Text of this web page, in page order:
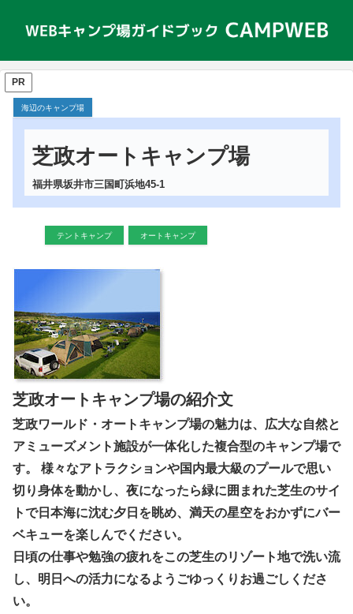
PR
海辺のキャンプ場
芝政オートキャンプ場
福井県坂井市三国町浜地45-1
テントキャンプ オートキャンプ
芝政オートキャンプ場の紹介文
芝政ワールド・オートキャンプ場の魅力は、広大な自然と
アミューズメント施設が一体化した複合型のキャンプ場で
す。 様々なアトラクションや国内最大級のプールで思い
切り身体を動かし、夜になったら緑に囲まれた芝生のサイ
トで日本海に沈む夕日を眺め、満天の星空をおかずにバー
ベキューを楽しんでください。
日頃の仕事や勉強の疲れをこの芝生のリゾート地で洗い流
し、明日への活力になるようごゆっくりお過ごしくださ
い。